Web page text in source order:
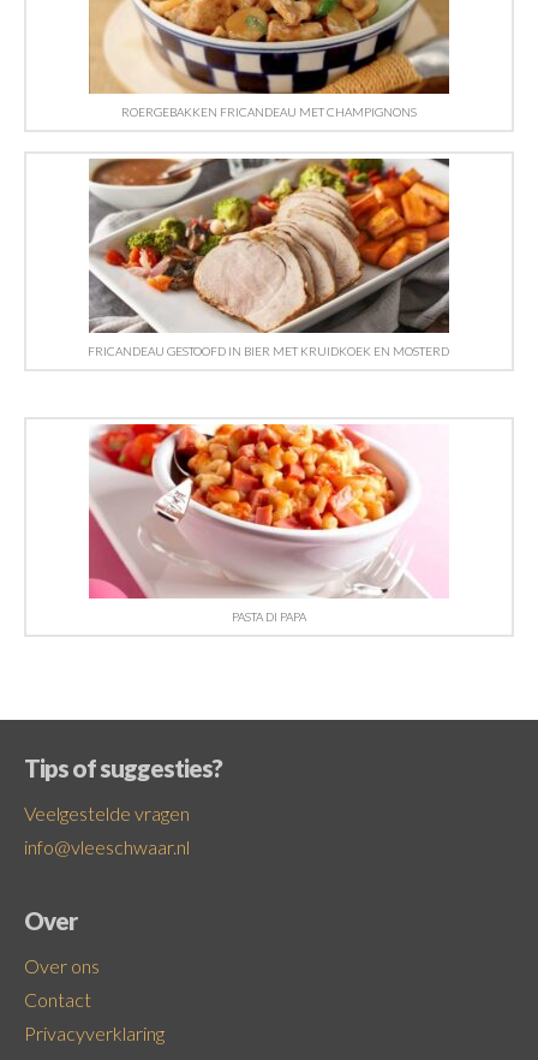
ROERGEBAKKEN FRICANDEAU MET CHAMPIGNONS
FRICANDEAU GESTOOFD IN BIER MET KRUIDKOEK EN MOSTERD
PASTA DI PAPA
Tips of suggesties?
Veelgestelde vragen
info@vleeschwaar.nl
Over
Over ons
Contact
Privacyverklaring